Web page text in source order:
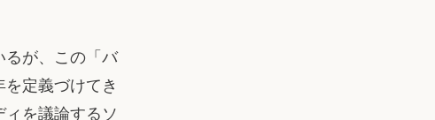
るが、この「バ
定義づけてき
を議論するソ